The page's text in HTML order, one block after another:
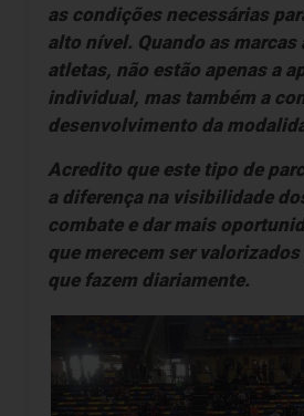
as condições necessárias
alto nível. Quando as marcas
atletas, não estão apenas a
individual, mas também a
desenvolvimento da
Acredito que este tipo de
a diferença na visibilidade
combate e dar mais
que merecem ser
que fazem diariamente.